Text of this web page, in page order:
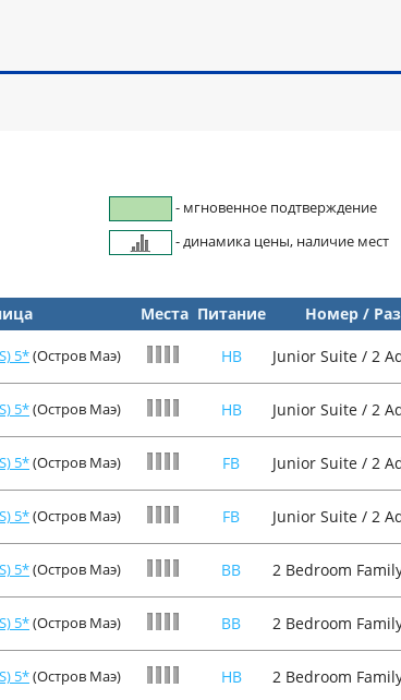
- мгновенное подтверждение
- динамика цены, наличие мест
Места Питание Номер /
5*(Остров Маэ) HB Junior Suite / 2
5*(Остров Маэ) HB Junior Suite / 2
5*(Остров Маэ) FB Junior Suite / 2
5*(Остров Маэ) FB Junior Suite / 2
5*(Остров Маэ) BB 2 Bedroom
5*(Остров Маэ) BB 2 Bedroom
5*(Остров Маэ) HB 2 Bedroom